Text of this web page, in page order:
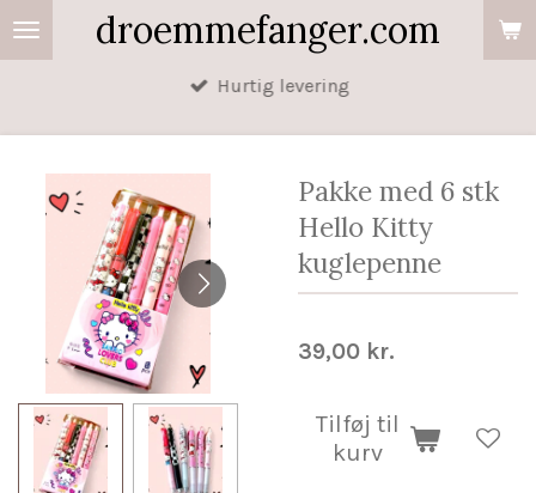
Spring
til
droemmefanger.com
Hurtig levering
Pakke med 6 stk
Hello Kitty
kuglepenne
39,00 kr.
Tilføj til
kurv